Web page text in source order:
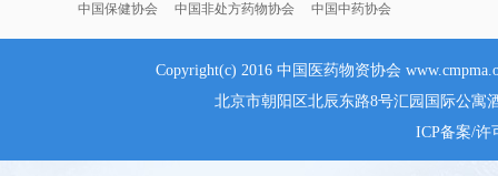
中国保健协会
中国非处方药物协会 中国中药协会
Copyright(c) 2016 中国医药物资协会
北京市朝阳区北辰东路8号汇园国际公寓
ICP备案/许